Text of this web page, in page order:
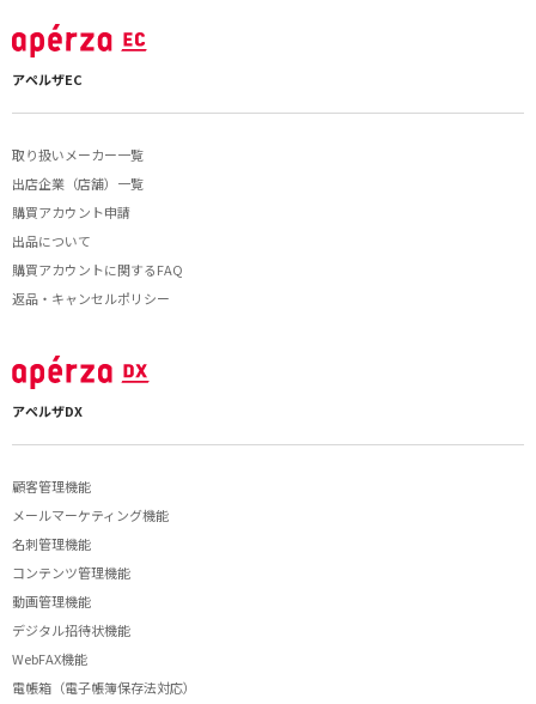
アペルザEC
取り扱いメーカー一覧
出店企業（店舗）一覧
購買アカウント申請
出品について
購買アカウントに関するFAQ
返品・キャンセルポリシー
アペルザDX
顧客管理機能
メールマーケティング機能
名刺管理機能
コンテンツ管理機能
動画管理機能
デジタル招待状機能
WebFAX機能
電帳箱（電子帳簿保存法対応）